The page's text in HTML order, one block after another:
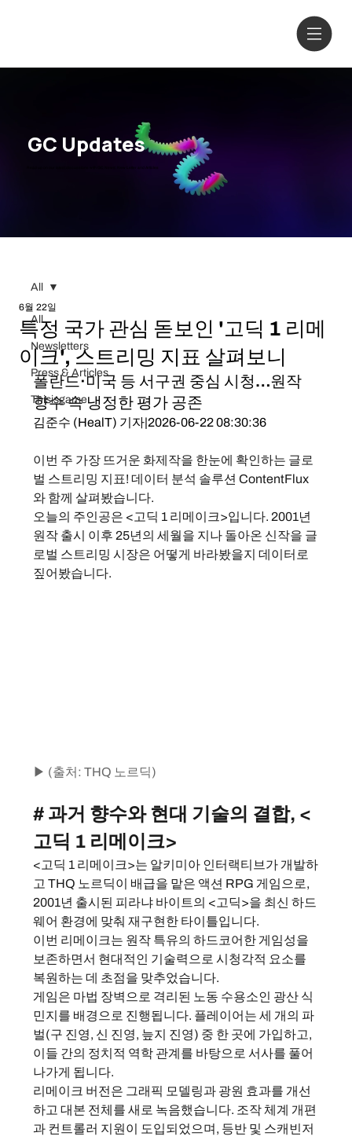
GC Updates
All
Newsletters
Press & Articles
Thisisgame
All
특정 국가 관심 돋보인 '고딕 1 리메
이크', 스트리밍 지표 살펴보니
6월 22일
폴란드·미국 등 서구권 중심 시청…원작
향수 속 냉정한 평가 공존
김준수 (HealT) 기자|2026-06-22 08:30:36
이번 주 가장 뜨거운 화제작을 한눈에 확인하는 글로
벌 스트리밍 지표! 데이터 분석 솔루션 ContentFlux
와 함께 살펴봤습니다.
오늘의 주인공은 <고딕 1 리메이크>입니다. 2001년
원작 출시 이후 25년의 세월을 지나 돌아온 신작을 글
로벌 스트리밍 시장은 어떻게 바라봤을지 데이터로
짚어봤습니다.
▶ (출처: THQ 노르딕)
# 과거 향수와 현대 기술의 결합, <
고딕 1 리메이크>
<고딕 1 리메이크>는 알키미아 인터랙티브가 개발하
고 THQ 노르딕이 배급을 맡은 액션 RPG 게임으로,
2001년 출시된 피라냐 바이트의 <고딕>을 최신 하드
웨어 환경에 맞춰 재구현한 타이틀입니다.
이번 리메이크는 원작 특유의 하드코어한 게임성을
보존하면서 현대적인 기술력으로 시청각적 요소를
복원하는 데 초점을 맞추었습니다.
게임은 마법 장벽으로 격리된 노동 수용소인 광산 식
민지를 배경으로 진행됩니다. 플레이어는 세 개의 파
벌(구 진영, 신 진영, 늪지 진영) 중 한 곳에 가입하고,
이들 간의 정치적 역학 관계를 바탕으로 서사를 풀어
나가게 됩니다.
리메이크 버전은 그래픽 모델링과 광원 효과를 개선
하고 대본 전체를 새로 녹음했습니다. 조작 체계 개편
과 컨트롤러 지원이 도입되었으며, 등반 및 스캐빈저